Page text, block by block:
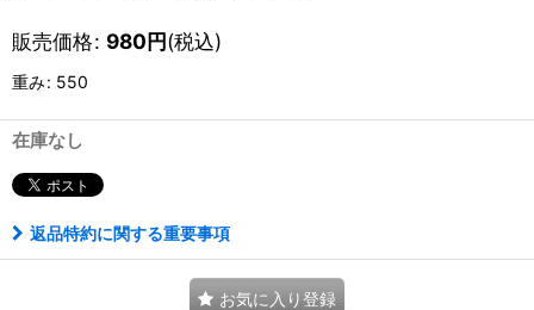
販売価格: 980円(税込)
重み: 550
在庫なし
返品特約に関する重要事項
お気に入り登録